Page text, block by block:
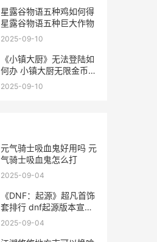
星露谷物语五种鸡如何得
星露谷物语五种巨大作物
2025-09-10
《小镇大厨》无法登陆如
何办 小镇大厨无限金币钻
石破解版
2025-09-10
元气骑士吸血鬼好用吗 元
气骑士吸血鬼怎么打
2025-09-04
《DNF：起源》超凡首饰
套排行 dnf起源版本宣传
视频
2025-09-04